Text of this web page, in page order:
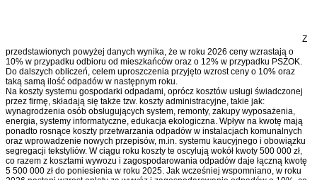
Z
przedstawionych powyżej danych wynika, że w roku 2026 ceny wzrastają o
10% w przypadku odbioru od mieszkańców oraz o 12% w przypadku PSZOK.
Do dalszych obliczeń, celem uproszczenia przyjęto wzrost ceny o 10% oraz
taką samą ilość odpadów w następnym roku.
Na koszty systemu gospodarki odpadami, oprócz kosztów usługi świadczonej
przez firmę, składają się także tzw. koszty administracyjne, takie jak:
wynagrodzenia osób obsługujących system, remonty, zakupy wyposażenia,
energia, systemy informatyczne, edukacja ekologiczna. Wpływ na kwotę mają
ponadto rosnące koszty przetwarzania odpadów w instalacjach komunalnych
oraz wprowadzenie nowych przepisów, m.in. systemu kaucyjnego i obowiązku
segregacji tekstyliów. W ciągu roku koszty te oscylują wokół kwoty 500 000 zł,
co razem z kosztami wywozu i zagospodarowania odpadów daje łączną kwotę
5 500 000 zł do poniesienia w roku 2025. Jak wcześniej wspomniano, w roku